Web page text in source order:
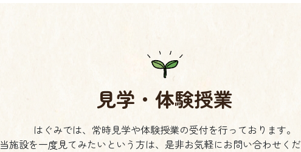
見学・体験授業
はぐみでは、常時見学や体験授業の受付を行っております。
当施設を一度見てみたいという方は、是非お気軽にお問い合わせく